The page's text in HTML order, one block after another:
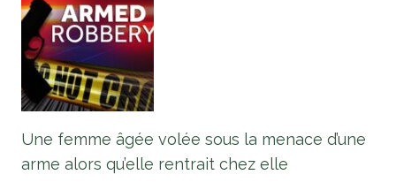
Une femme âgée volée sous la menace d’une
arme alors qu’elle rentrait chez elle